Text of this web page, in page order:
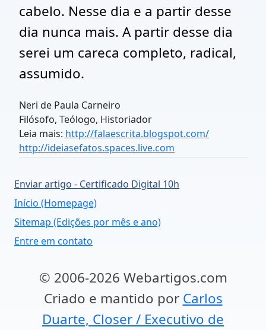
cabelo. Nesse dia e a partir desse
dia nunca mais. A partir desse dia
serei um careca completo, radical,
assumido.
Neri de Paula Carneiro
Filósofo, Teólogo, Historiador
Leia mais: http://falaescrita.blogspot.com/
http://ideiasefatos.spaces.live.com
Enviar artigo - Certificado Digital 10h
Início (Homepage)
Sitemap (Edições por mês e ano)
Entre em contato
© 2006-2026 Webartigos.com
Criado e mantido por Carlos
Duarte, Closer / Executivo de